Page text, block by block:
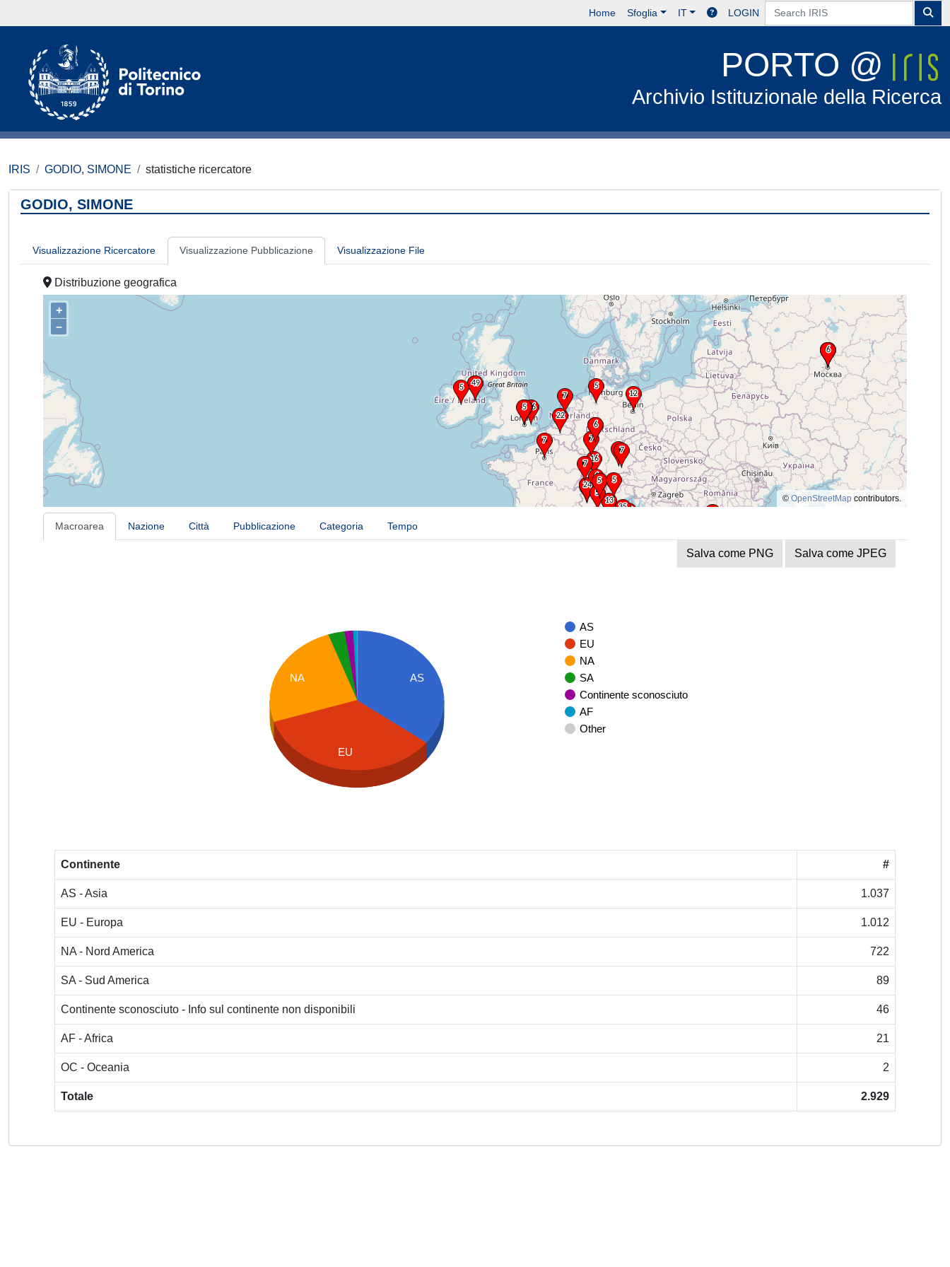
Home Sfoglia IT LOGIN
PORTO @
Archivio Istituzionale della Ricerca
IRIS GODIO, SIMONE statistiche ricercatore
GODIO, SIMONE
Visualizzazione Ricercatore Visualizzazione Pubblicazione Visualizzazione File
Distribuzione geografica
+
–
© OpenStreetMap contributors.
Macroarea Nazione Città Pubblicazione Categoria Tempo
Salva come PNG Salva come JPEG
AS
EU
NA
SA
Continente sconosciuto
AF
Other
AS
NA
EU
Continente #
AS - Asia 1.037
EU - Europa 1.012
NA - Nord America 722
SA - Sud America 89
Continente sconosciuto - Info sul continente non disponibili 46
AF - Africa 21
OC - Oceania 2
Totale 2.929